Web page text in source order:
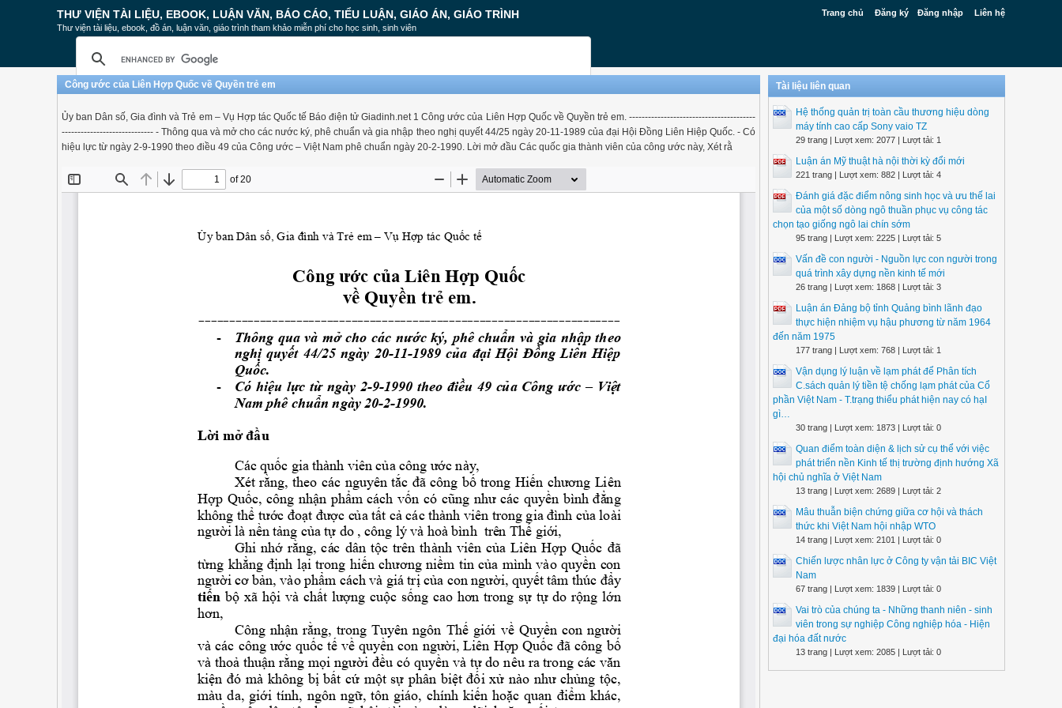
Trang chủ Đăng ký Đăng nhập Liên hệ
THƯ VIỆN TÀI LIỆU, EBOOK, LUẬN VĂN, BÁO CÁO, TIỂU LUẬN, GIÁO ÁN, GIÁO TRÌNH
Thư viện tài liệu, ebook, đồ án, luận văn, giáo trình tham khảo miễn phí cho học sinh, sinh viên
Công ước của Liên Hợp Quốc về Quyền trẻ em
Ủy ban Dân số, Gia đình và Trẻ em – Vụ Hợp tác Quốc tế Báo điện tử Giadinh.net 1 Công ước của Liên Hợp Quốc về Quyền trẻ em. ----------------------------------------
----------------------------- - Thông qua và mở cho các nước ký, phê chuẩn và gia nhập theo nghị quyết 44/25 ngày 20-11-1989 của đại Hội Đồng Liên Hiệp Quốc. - Có
hiệu lực từ ngày 2-9-1990 theo điều 49 của Công ước – Việt Nam phê chuẩn ngày 20-2-1990. Lời mở đầu Các quốc gia thành viên của công ước này, Xét rằ
Tài liệu liên quan
Hệ thống quản trị toàn cầu thương hiệu dòng
máy tính cao cấp Sony vaio TZ
29 trang | Lượt xem: 2077 | Lượt tải: 1
Luận án Mỹ thuật hà nội thời kỳ đổi mới
221 trang | Lượt xem: 882 | Lượt tải: 4
Đánh giá đặc điểm nông sinh học và ưu thế lai
của một số dòng ngô thuần phục vụ công tác
chọn tạo giống ngô lai chín sớm
95 trang | Lượt xem: 2225 | Lượt tải: 5
Vấn đề con người - Nguồn lực con người trong
quá trình xây dựng nền kinh tế mới
26 trang | Lượt xem: 1868 | Lượt tải: 3
Luận án Đảng bộ tỉnh Quảng bình lãnh đạo
thực hiện nhiệm vụ hậu phương từ năm 1964
đến năm 1975
177 trang | Lượt xem: 768 | Lượt tải: 1
Vận dụng lý luận về lạm phát để Phân tích
C.sách quản lý tiền tệ chống lạm phát của Cổ
phần Việt Nam - T.trạng thiểu phát hiện nay có hạI
gì…
30 trang | Lượt xem: 1873 | Lượt tải: 0
Quan điểm toàn diện & lịch sử cụ thể với việc
phát triển nền Kinh tế thị trường định hướng Xã
hội chủ nghĩa ở Việt Nam
13 trang | Lượt xem: 2689 | Lượt tải: 2
Mâu thuẫn biện chứng giữa cơ hội và thách
thức khi Việt Nam hội nhập WTO
14 trang | Lượt xem: 2101 | Lượt tải: 0
Chiến lược nhân lực ở Công ty vận tải BIC Việt
Nam
67 trang | Lượt xem: 1839 | Lượt tải: 0
Vai trò của chúng ta - Những thanh niên - sinh
viên trong sự nghiệp Công nghiệp hóa - Hiện
đại hóa đất nước
13 trang | Lượt xem: 2085 | Lượt tải: 0